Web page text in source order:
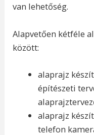
van lehetőség.
Alapvetően kétféle
között:
alaprajz
építészeti
alaprajz
telefon